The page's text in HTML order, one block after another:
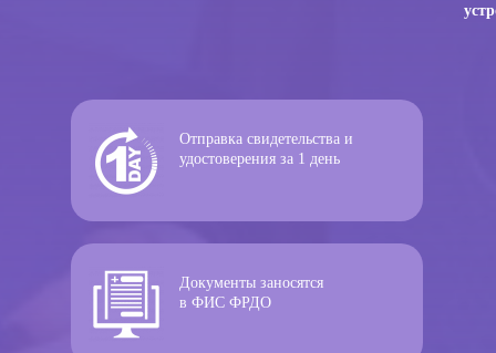
Отправка свидетельства и
удостоверения за 1 день
Документы заносятся
в ФИС ФРДО